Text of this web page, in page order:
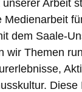
Arbeit
Medienarbeit
dem Saale-
wir Themen
Diese